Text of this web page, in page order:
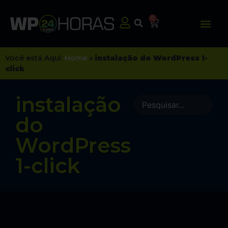
0
Você está Aqui: Home » instalação do WordPress 1-
click
instalação
do
WordPress
1-click